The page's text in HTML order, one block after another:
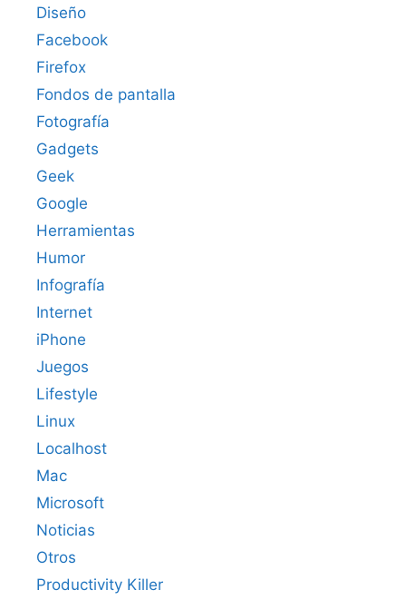
Diseño
Facebook
Firefox
Fondos de pantalla
Fotografía
Gadgets
Geek
Google
Herramientas
Humor
Infografía
Internet
iPhone
Juegos
Lifestyle
Linux
Localhost
Mac
Microsoft
Noticias
Otros
Productivity Killer